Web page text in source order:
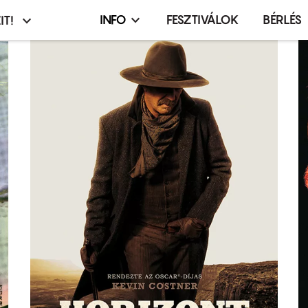
Infó,
esemény,
terembérlés
menü
INFO FESZTIVÁLOK BÉRLÉS